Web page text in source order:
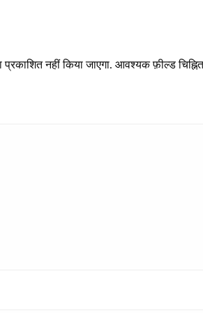
नहीं किया जाएगा. आवश्यक फ़ील्ड